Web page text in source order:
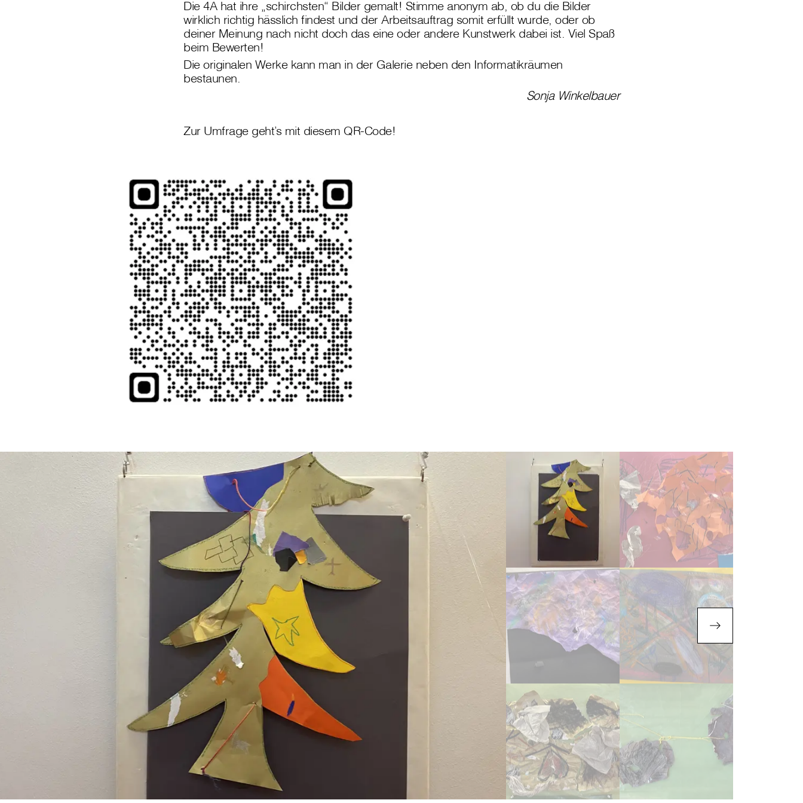
Die 4A hat ihre „schirchsten“ Bilder gemalt! Stimme anonym ab, ob du die Bilder
wirklich richtig hässlich findest und der Arbeitsauftrag somit erfüllt wurde, oder ob
deiner Meinung nach nicht doch das eine oder andere Kunstwerk dabei ist. Viel Spaß
beim Bewerten!
Die originalen Werke kann man in der Galerie neben den Informatikräumen
bestaunen.
Sonja Winkelbauer
Zur Umfrage geht’s mit diesem QR-Code!